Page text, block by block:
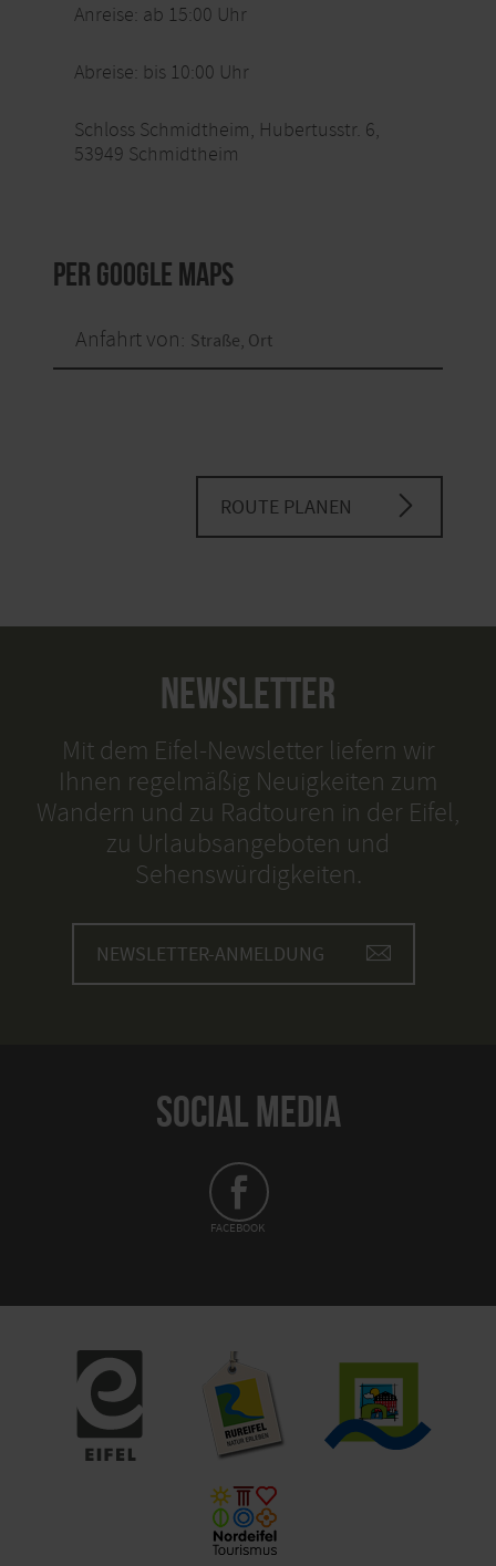
Anreise: ab 15:00 Uhr
Abreise: bis 10:00 Uhr
Schloss Schmidtheim, Hubertusstr. 6,
53949 Schmidtheim
per Google Maps
Anfahrt von:
ROUTE PLANEN
NEWSLETTER
Mit dem Eifel-Newsletter liefern wir
Ihnen regelmäßig Neuigkeiten zum
Wandern und zu Radtouren in der Eifel,
zu Urlaubsangeboten und
Sehenswürdigkeiten.
NEWSLETTER-ANMELDUNG
SOCIAL MEDIA
FACEBOOK